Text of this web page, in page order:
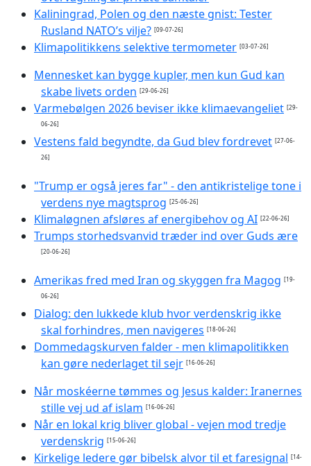
Kaliningrad, Polen og den næste gnist: Tester
Rusland NATO’s vilje? [09-07-26]
Klimapolitikkens selektive termometer [03-07-26]
Mennesket kan bygge kupler, men kun Gud kan
skabe livets orden [29-06-26]
Varmebølgen 2026 beviser ikke klimaevangeliet [29-
06-26]
Vestens fald begyndte, da Gud blev fordrevet [27-06-
26]
"Trump er også jeres far" - den antikristelige tone i
verdens nye magtsprog [25-06-26]
Klimaløgnen afsløres af energibehov og AI [22-06-26]
Trumps storhedsvanvid træder ind over Guds ære
[20-06-26]
Amerikas fred med Iran og skyggen fra Magog [19-
06-26]
Dialog: den lukkede klub hvor verdenskrig ikke
skal forhindres, men navigeres [18-06-26]
Dommedagskurven falder - men klimapolitikken
kan gøre nederlaget til sejr [16-06-26]
Når moskéerne tømmes og Jesus kalder: Iranernes
stille vej ud af islam [16-06-26]
Når en lokal krig bliver global - vejen mod tredje
verdenskrig [15-06-26]
Kirkelige ledere gør bibelsk alvor til et faresignal [14-